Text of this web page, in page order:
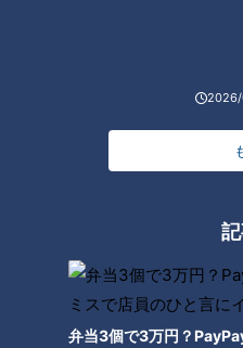
2026/
弁当3個で3万円？
あなたも育てられた
します。大久保さんも、もし
と考えているのかもしれない
大久保「あなたも何もできな
もらって、ごはんを口まで持